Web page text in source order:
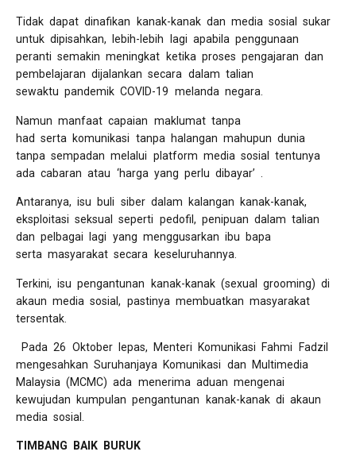
Tidak dapat dinafikan kanak-kanak dan media sosial sukar
untuk dipisahkan, lebih-lebih lagi apabila penggunaan
peranti semakin meningkat ketika proses pengajaran dan
pembelajaran dijalankan secara dalam talian
sewaktu pandemik COVID-19 melanda negara.
Namun manfaat capaian maklumat tanpa
had serta komunikasi tanpa halangan mahupun dunia
tanpa sempadan melalui platform media sosial tentunya
ada cabaran atau ‘harga yang perlu dibayar’ .
Antaranya, isu buli siber dalam kalangan kanak-kanak,
eksploitasi seksual seperti pedofil, penipuan dalam talian
dan pelbagai lagi yang menggusarkan ibu bapa
serta masyarakat secara keseluruhannya.
Terkini, isu pengantunan kanak-kanak (sexual grooming) di
akaun media sosial, pastinya membuatkan masyarakat
tersentak.
Pada 26 Oktober lepas, Menteri Komunikasi Fahmi Fadzil
mengesahkan Suruhanjaya Komunikasi dan Multimedia
Malaysia (MCMC) ada menerima aduan mengenai
kewujudan kumpulan pengantunan kanak-kanak di akaun
media sosial.
TIMBANG BAIK BURUK